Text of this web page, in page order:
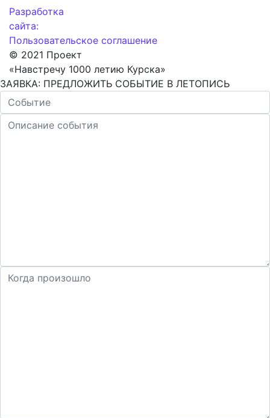
Разработка
сайта:
Пользовательское соглашение
© 2021 Проект
«Навстречу 1000 летию Курска»
ЗАЯВКА: ПРЕДЛОЖИТЬ СОБЫТИЕ В ЛЕТОПИСЬ